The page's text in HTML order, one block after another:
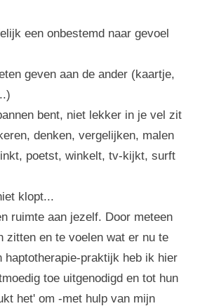
een onbestemd naar gevoel
geven aan de ander (kaartje,
bent, niet lekker in je vel zit
denken, vergelijken, malen
poetst, winkelt, tv-kijkt, surft
klopt...
ruimte aan jezelf. Door meteen
zitten en te voelen wat er nu te
haptotherapie-praktijk heb ik hier
toe uitgenodigd en tot hun
het' om -met hulp van mijn